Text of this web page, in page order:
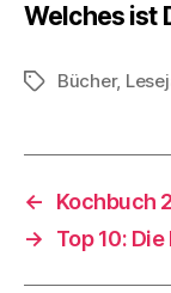
Welches ist
Schlagwörter
Bücher,
←
Kochbuch
→
Top 10: